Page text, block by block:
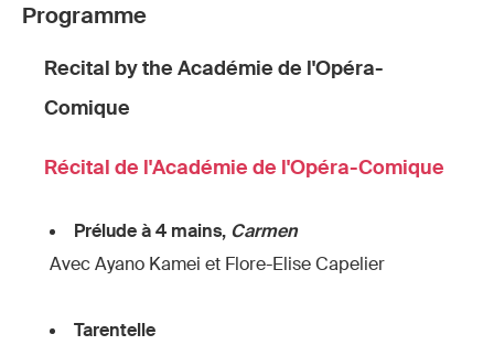
Programme
Recital by the Académie de l'Opéra-
Comique
Récital de l'Académie de l'Opéra-Comique
Prélude à 4 mains, Carmen
Avec Ayano Kamei et Flore-Elise Capelier
Tarentelle